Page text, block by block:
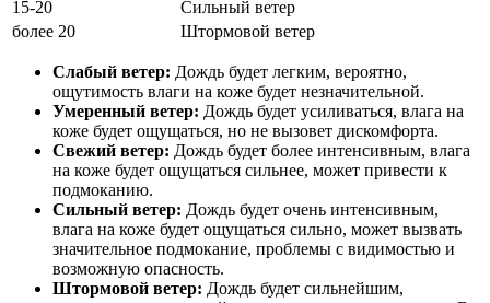
15-20
Сильный ветер
более 20
Штормовой ветер
Слабый ветер: Дождь будет легким, вероятно,
ощутимость влаги на коже будет незначительной.
Умеренный ветер: Дождь будет усиливаться, влага на
коже будет ощущаться, но не вызовет дискомфорта.
Свежий ветер: Дождь будет более интенсивным, влага
на коже будет ощущаться сильнее, может привести к
подмоканию.
Сильный ветер: Дождь будет очень интенсивным,
влага на коже будет ощущаться сильно, может вызвать
значительное подмокание, проблемы с видимостью и
возможную опасность.
Штормовой ветер: Дождь будет сильнейшим,